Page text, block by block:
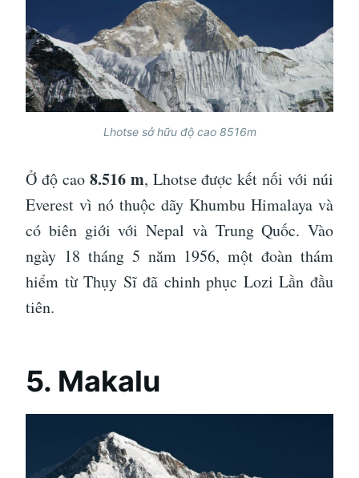
Lhotse sở hữu độ cao 8516m
Ở độ cao 8.516 m, Lhotse được kết nối với núi
Everest vì nó thuộc dãy Khumbu Himalaya và
có biên giới với Nepal và Trung Quốc. Vào
ngày 18 tháng 5 năm 1956, một đoàn thám
hiểm từ Thụy Sĩ đã chinh phục Lozi Lần đầu
tiên.
5. Makalu